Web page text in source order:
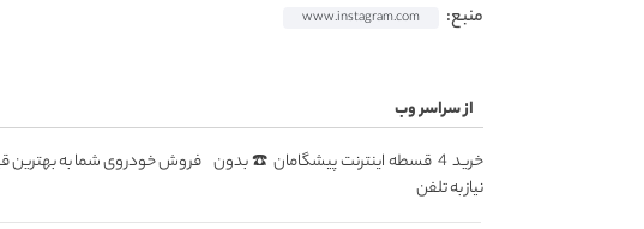
منبع: www.instagram.com
از سراسر وب
خرید 4 قسطه اینترنت پیشگامان ☎️ بدون
نیاز به تلفن
فروش خودروی شما به بهترین